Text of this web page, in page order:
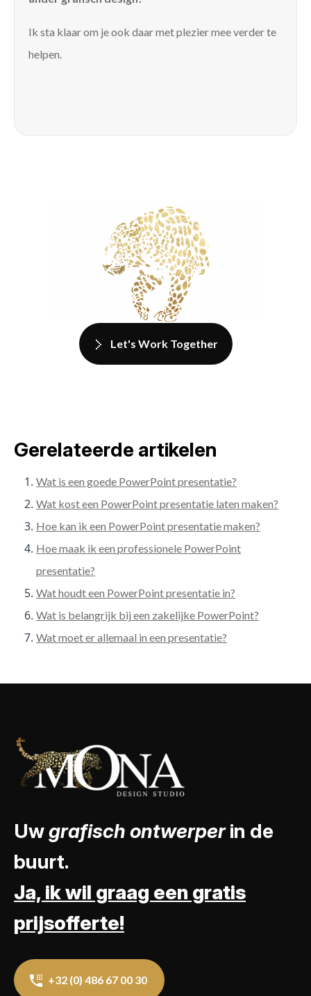
Ik sta klaar om je ook daar met plezier mee verder te
helpen.
Let's Work Together
Gerelateerde artikelen
Wat is een goede PowerPoint presentatie?
Wat kost een PowerPoint presentatie laten maken?
Hoe kan ik een PowerPoint presentatie maken?
Hoe maak ik een professionele PowerPoint
presentatie?
Wat houdt een PowerPoint presentatie in?
Wat is belangrijk bij een zakelijke PowerPoint?
Wat moet er allemaal in een presentatie?
Uwgrafisch ontwerperin de
buurt.
Ja, ik wil graag een gratis
prijsofferte!
+32 (0) 486 67 00 30